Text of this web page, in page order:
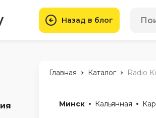
Назад в блог
Главная - Каталог - Radio
Минск Кальянная